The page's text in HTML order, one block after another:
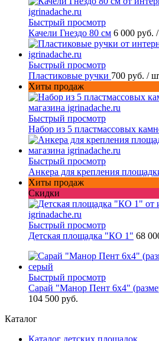
Быстрый просмотр
Качели Гнездо 80 см 6 000 руб.
Быстрый просмотр
Пластиковые ручки 700 руб. /
Хиты продаж
Быстрый просмотр
Набор из 5 пластмассовых
Быстрый просмотр
Анкера для крепления
Хиты продаж
Скидки
Быстрый просмотр
Детская площадка "КО 1" 68
Быстрый просмотр
Сарай "Манор Пент 6x4"
104 500 руб.
Каталог
Каталог детских площадок